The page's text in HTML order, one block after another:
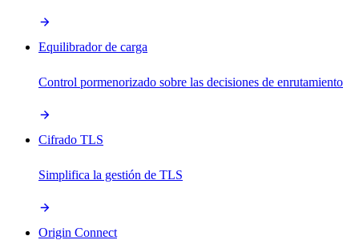
Equilibrador de carga
Control pormenorizado sobre las decisiones de enrutamiento
Cifrado TLS
Simplifica la gestión de TLS
Origin Connect